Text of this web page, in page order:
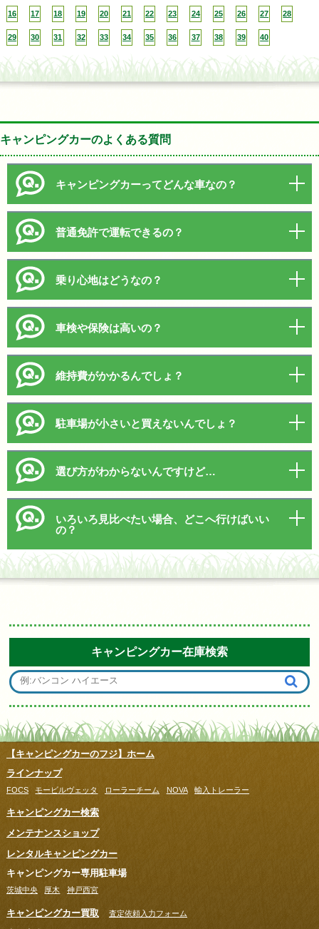
16 17 18 19 20 21 22 23 24 25 26 27 28
29 30 31 32 33 34 35 36 37 38 39 40
キャンピングカーのよくある質問
キャンピングカーってどんな車なの？
普通免許で運転できるの？
乗り心地はどうなの？
車検や保険は高いの？
維持費がかかるんでしょ？
駐車場が小さいと買えないんでしょ？
選び方がわからないんですけど…
いろいろ見比べたい場合、どこへ行けばいい
の？
キャンピングカー在庫検索
【キャンピングカーのフジ】ホーム
ラインナップ
FOCS モービルヴェッタ ローラーチーム NOVA 輸入トレーラー
キャンピングカー検索
メンテナンスショップ
レンタルキャンピングカー
キャンピングカー専用駐車場
茨城中央 厚木 神戸西宮
キャンピングカー買取 査定依頼入力フォーム